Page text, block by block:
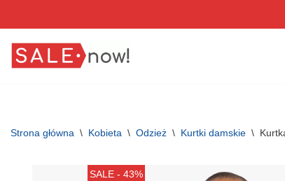
do
Strona główna \ Kobieta \ Odzież \ Kurtki damskie \
SALE - 43%